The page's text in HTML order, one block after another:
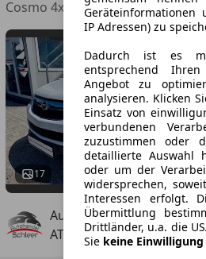
Cosmo 4x4 Aut.
17
Autohandel Schleer e.U.
AT-2604 Theresienfled
Geräteinformationen
IP Adressen) zu
Dadurch ist es
entsprechend
Angebot zu
analysieren. Klicken
Einsatz von
verbundenen
zuzustimmen oder
detaillierte Auswahl
oder um der
widersprechen,
Interessen erfolgt.
Übermittlung
Drittländer, u.a. die
Sie keine Einwilligung